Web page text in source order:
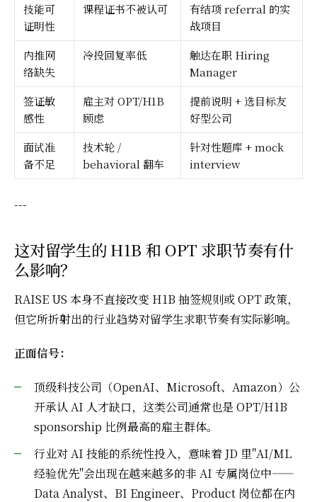
技能可
证明性
课程证书不被认可
有结项 referral 的实
战项目
内推网
络缺失
冷投回复率低
触达在职 Hiring
Manager
签证敏
感性
雇主对 OPT/H1B
顾虑
提前说明 + 选目标友
好型公司
面试准
备不足
技术轮 /
behavioral 翻车
针对性题库 + mock
interview
---
这对留学生的 H1B 和 OPT 求职节奏有什
么影响？
RAISE US 本身不直接改变 H1B 抽签规则或 OPT 政策，
但它所折射出的行业趋势对留学生求职节奏有实际影响。
正面信号：
顶级科技公司（OpenAI、Microsoft、Amazon）公
开承认 AI 人才缺口，这类公司通常也是 OPT/H1B
sponsorship 比例最高的雇主群体。
行业对 AI 技能的系统性投入，意味着 JD 里"AI/ML
经验优先"会出现在越来越多的非 AI 专属岗位中——
Data Analyst、BI Engineer、Product 岗位都在内